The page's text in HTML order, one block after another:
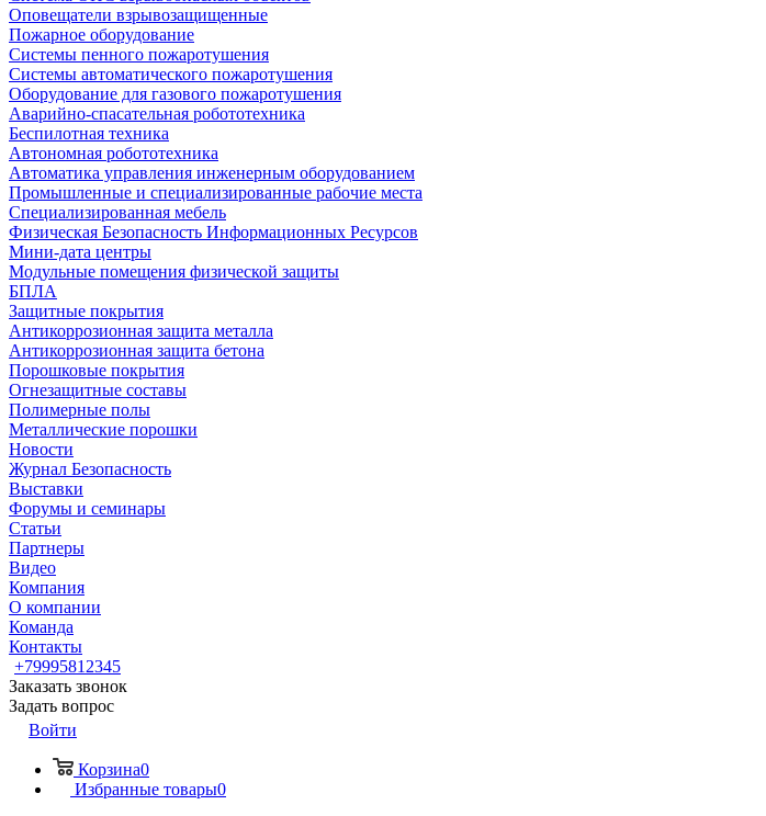
Оповещатели взрывозащищенные
Пожарное оборудование
Системы пенного пожаротушения
Системы автоматического пожаротушения
Оборудование для газового пожаротушения
Аварийно-спасательная робототехника
Беспилотная техника
Автономная робототехника
Автоматика управления инженерным оборудованием
Промышленные и специализированные рабочие места
Специализированная мебель
Физическая Безопасность Информационных Ресурсов
Мини-дата центры
Модульные помещения физической защиты
БПЛА
Защитные покрытия
Антикоррозионная защита металла
Антикоррозионная защита бетона
Порошковые покрытия
Огнезащитные составы
Полимерные полы
Металлические порошки
Новости
Журнал Безопасность
Выставки
Форумы и семинары
Статьи
Партнеры
Видео
Компания
О компании
Команда
Контакты
+79995812345
Заказать звонок
Задать вопрос
Войти
Корзина0
Избранные товары0